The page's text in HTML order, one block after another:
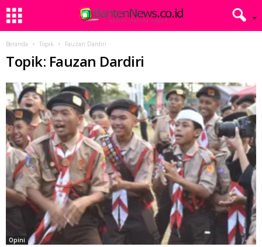
Beranda Topik Fauzan Dardiri
Topik: Fauzan Dardiri
Opini